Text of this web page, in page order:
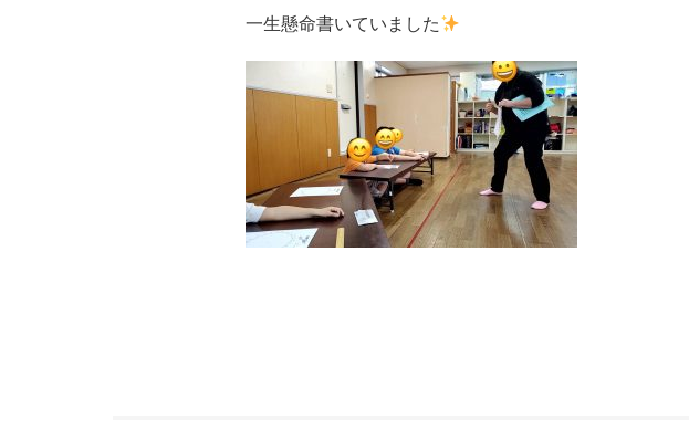
一生懸命書いていました